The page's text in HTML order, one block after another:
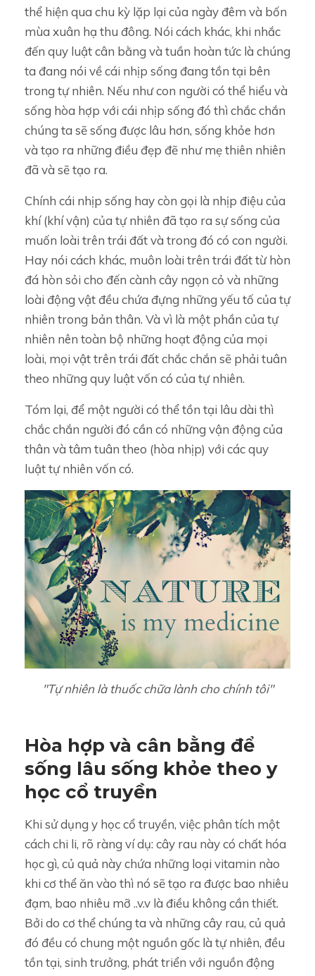
thể hiện qua chu kỳ lặp lại của ngày đêm và bốn
mùa xuân hạ thu đông. Nói cách khác, khi nhắc
đến quy luật cân bằng và tuần hoàn tức là chúng
ta đang nói về cái nhịp sống đang tồn tại bên
trong tự nhiên. Nếu như con người có thể hiểu và
sống hòa hợp với cái nhịp sống đó thì chắc chắn
chúng ta sẽ sống được lâu hơn, sống khỏe hơn
và tạo ra những điều đẹp đẽ như mẹ thiên nhiên
đã và sẽ tạo ra.
Chính cái nhịp sống hay còn gọi là nhịp điệu của
khí (khí vận) của tự nhiên đã tạo ra sự sống của
muốn loài trên trái đất và trong đó có con người.
Hay nói cách khác, muôn loài trên trái đất từ hòn
đá hòn sỏi cho đến cành cây ngọn cỏ và những
loài động vật đều chứa đựng những yếu tố của tự
nhiên trong bản thân. Và vì là một phần của tự
nhiên nên toàn bộ những hoạt động của mọi
loài, mọi vật trên trái đất chắc chắn sẽ phải tuân
theo những quy luật vốn có của tự nhiên.
Tóm lại, để một người có thể tồn tại lâu dài thì
chắc chắn người đó cần có những vận động của
thân và tâm tuân theo (hòa nhịp) với các quy
luật tự nhiên vốn có.
"Tự nhiên là thuốc chữa lành cho chính tôi"
Hòa hợp và cân bằng để
sống lâu sống khỏe theo y
học cổ truyền
Khi sử dụng y học cổ truyền, việc phân tích một
cách chi li, rõ ràng ví dụ: cây rau này có chất hóa
học gì, củ quả này chứa những loại vitamin nào
khi cơ thể ăn vào thì nó sẽ tạo ra được bao nhiêu
đạm, bao nhiêu mỡ ..v.v là điều không cần thiết.
Bởi do cơ thể chúng ta và những cây rau, củ quả
đó đều có chung một nguồn gốc là tự nhiên, đều
tồn tại, sinh trưởng, phát triển với nguồn động